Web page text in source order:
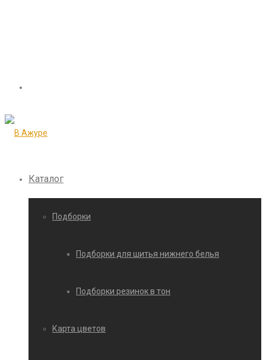
Каталог
Подборки
Подборки для шитья нижнего белья
Подборки резинок в тон
Карта цветов